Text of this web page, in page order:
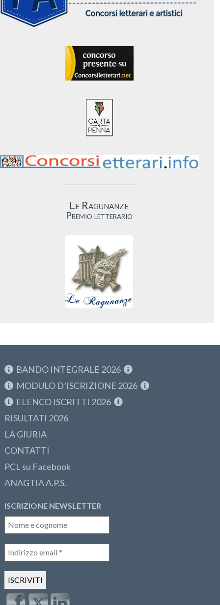
Le Ragunanze
Premio letterario
BANDO INTEGRALE 2026
MODULO D’ISCRIZIONE 2026
ELENCO ISCRITTI 2026
RISULTATI 2026
LA GIURIA
CONTATTI
PCL su Facebook
ANAGTIA A.P.S.
ISCRIZIONE NEWSLETTER